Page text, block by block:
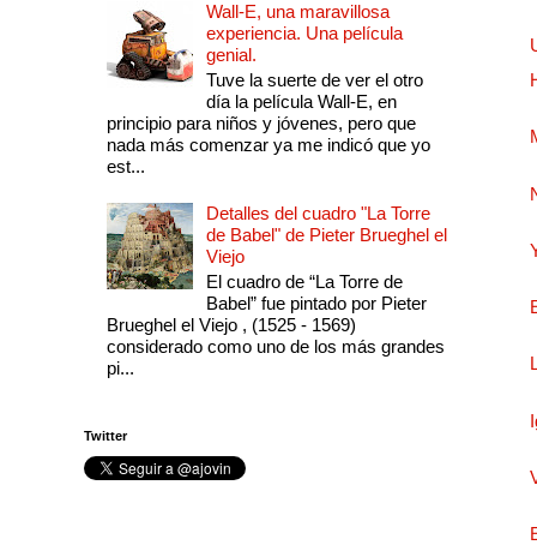
Wall-E, una maravillosa
experiencia. Una película
genial.
Tuve la suerte de ver el otro
día la película Wall-E, en
principio para niños y jóvenes, pero que
nada más comenzar ya me indicó que yo
est...
Detalles del cuadro "La Torre
de Babel" de Pieter Brueghel el
Viejo
El cuadro de “La Torre de
Babel” fue pintado por Pieter
Brueghel el Viejo , (1525 - 1569)
considerado como uno de los más grandes
pi...
Twitter